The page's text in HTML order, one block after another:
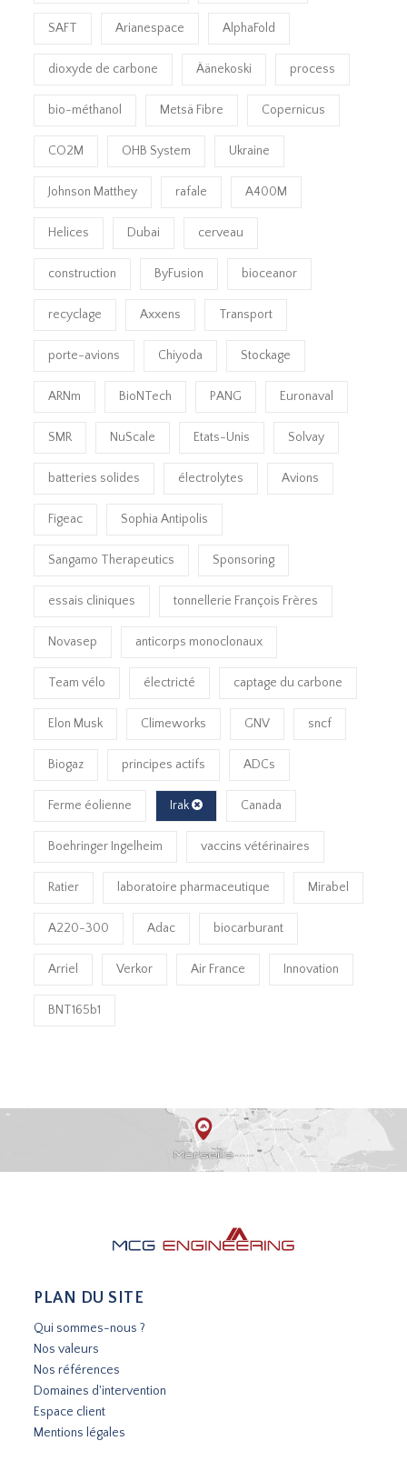
SAFT Arianespace AlphaFold
dioxyde de carbone Äänekoski process
bio-méthanol Metsä Fibre Copernicus
CO2M OHB System Ukraine
Johnson Matthey rafale A400M
Helices Dubai cerveau
construction ByFusion bioceanor
recyclage Axxens Transport
porte-avions Chiyoda Stockage
ARNm BioNTech PANG Euronaval
SMR NuScale Etats-Unis Solvay
batteries solides électrolytes Avions
Figeac Sophia Antipolis
Sangamo Therapeutics Sponsoring
essais cliniques tonnellerie François Frères
Novasep anticorps monoclonaux
Team vélo électricté captage du carbone
Elon Musk Climeworks GNV sncf
Biogaz principes actifs ADCs
Ferme éolienne Irak Canada
Boehringer Ingelheim vaccins vétérinaires
Ratier laboratoire pharmaceutique Mirabel
A220-300 Adac biocarburant
Arriel Verkor Air France Innovation
BNT165b1
PLAN DU SITE
Qui sommes-nous ?
Nos valeurs
Nos références
Domaines d'intervention
Espace client
Mentions légales